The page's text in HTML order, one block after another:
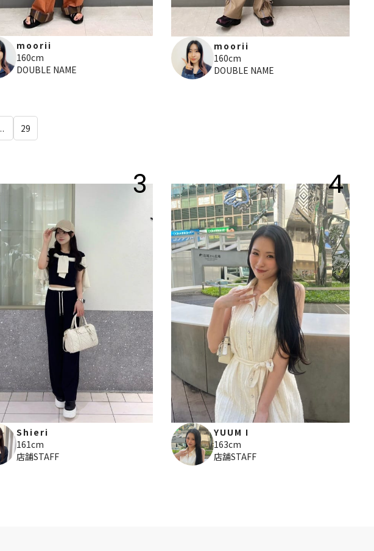
moorii
160cm
DOUBLE NAME
moorii
160cm
DOUBLE NAME
29
3
Shieri
161cm
店舗STAFF
4
YUUM I
163cm
店舗STAFF